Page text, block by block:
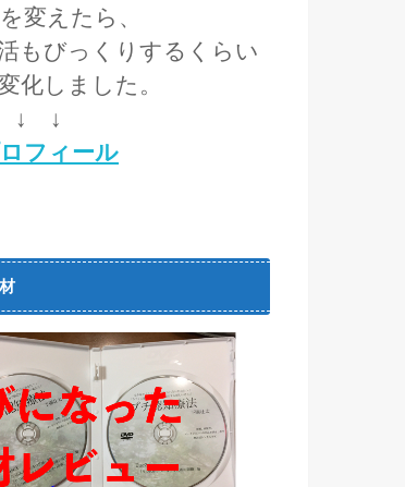
変えたら、
もびっくりするくらい
化しました。
↓
フィール